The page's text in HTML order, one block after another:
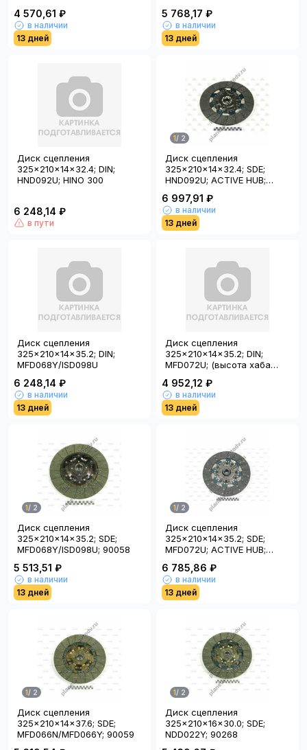
4 570,61 ₽
в наличии
13 дней
5 768,17 ₽
в наличии
13 дней
Диск сцепления
325x210x14x32.4; DIN;
HND092U; HINO 300
6 248,14 ₽
в пути
1/ 2
Диск сцепления
325x210x14x32.4; SDE;
HND092U; ACTIVE HUB;
6 997,91 ₽
в наличии
13 дней
Диск сцепления
325x210x14x35.2; DIN;
MFD068Y/ISD098U
6 248,14 ₽
в наличии
13 дней
Диск сцепления
325x210x14x35.2; DIN;
MFD072U; (высота хаба
4 952,12 ₽
в наличии
13 дней
1/ 2
Диск сцепления
325x210x14x35.2; SDE;
MFD068Y/ISD098U; 90058
5 513,51 ₽
в наличии
13 дней
1/ 2
Диск сцепления
325x210x14x35.2; SDE;
MFD072U; ACTIVE HUB;
56mm)
6 785,86 ₽
в наличии
13 дней
1/ 2
Диск сцепления
325x210x14x37.6; SDE;
MFD066N/MFD066Y; 90059
1/ 2
Диск сцепления
325x210x16x30.0; SDE;
NDD022Y; 90268